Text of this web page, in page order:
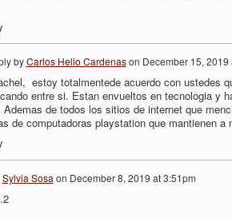
byCarlos Helio Cardenason December 15, 2019
estoy totalmentede acuerdo con ustedes
entre si. Estan envueltos en tecnologia y
Ademas de todos los sitios de internet que
de computadoras playstation que mantienen
Sylvia Sosa on December 8, 2019 at 3:51pm